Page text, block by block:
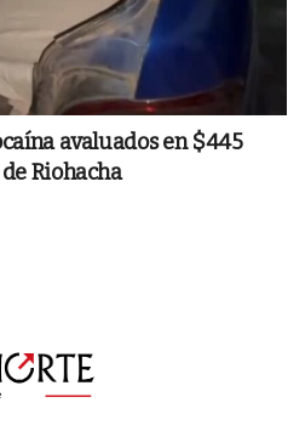
avaluados en $445
Riohacha